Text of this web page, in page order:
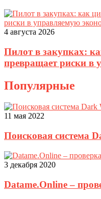
4 августа 2026
Пилот в закупках:
превращает риски в
Популярные
11 мая 2022
Поисковая система
3 декабря 2020
Datame.Online –